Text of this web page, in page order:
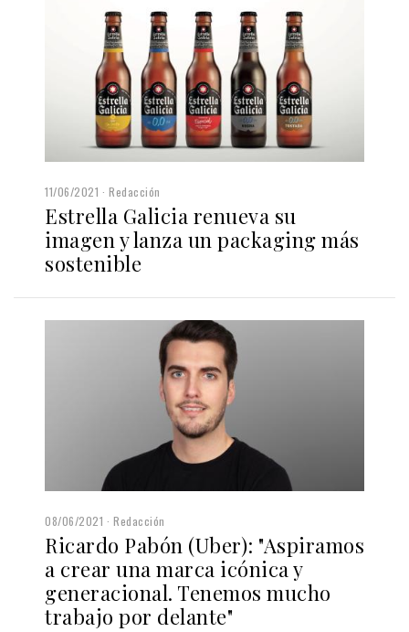
11/06/2021 Redacción
Estrella Galicia renueva su
imagen y lanza un packaging más
sostenible
08/06/2021 Redacción
Ricardo Pabón (Uber): "Aspiramos
a crear una marca icónica y
generacional. Tenemos mucho
trabajo por delante"